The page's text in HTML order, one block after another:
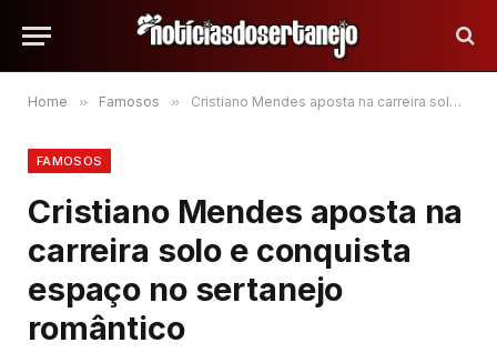
Home » Famosos » Cristiano Mendes aposta na carreira solo e conquista espaço no sertanejo romântico
FAMOSOS
Cristiano Mendes aposta na
carreira solo e conquista
espaço no sertanejo
romântico